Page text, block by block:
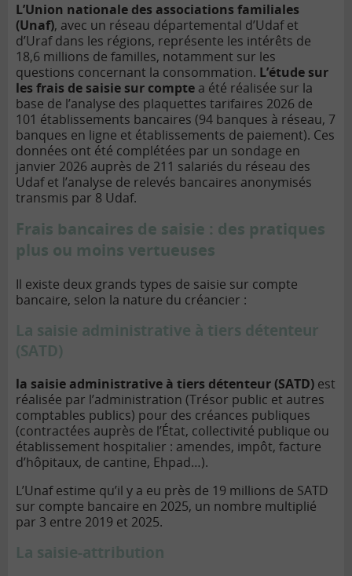
L’Union nationale des associations familiales
(Unaf), avec un réseau départemental d’Udaf et
d’Uraf dans les régions, représente les intérêts de
18,6 millions de familles, notamment sur les
questions concernant la consommation. L’étude sur
les frais de saisie sur compte a été réalisée sur la
base de l’analyse des plaquettes tarifaires 2026 de
101 établissements bancaires (94 banques à réseau, 7
banques en ligne et établissements de paiement). Ces
données ont été complétées par un sondage en
janvier 2026 auprès de 211 salariés du réseau des
Udaf et l’analyse de relevés bancaires anonymisés
transmis par 8 Udaf.
Frais bancaires de saisie : des pratiques
plus ou moins vertueuses
Il existe deux grands types de saisie sur compte
bancaire, selon la nature du créancier :
La saisie administrative à tiers détenteur
(SATD)
la saisie administrative à tiers détenteur (SATD) est
réalisée par l’administration (Trésor public et autres
comptables publics) pour des créances publiques
(contractées auprès de l’État, collectivité publique ou
établissement hospitalier : amendes, impôt, facture
d’hôpitaux, de cantine, Ehpad…).
L’Unaf estime qu’il y a eu près de 19 millions de SATD
sur compte bancaire en 2025, un nombre multiplié
par 3 entre 2019 et 2025.
La saisie-attribution